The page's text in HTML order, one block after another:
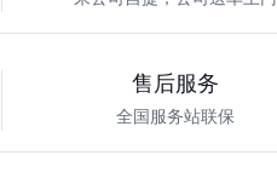
售后服务
全国服务站联保